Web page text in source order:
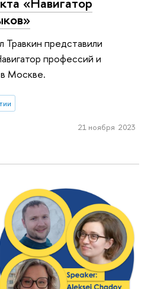
представили
профессий и
Москве.
21 ноября 2023